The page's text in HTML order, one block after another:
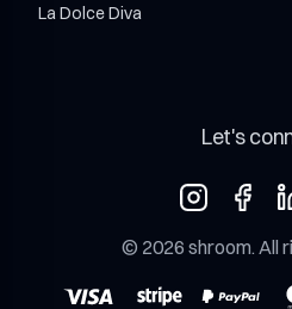
La Dolce Diva
Let's
© 2026 shroom. All